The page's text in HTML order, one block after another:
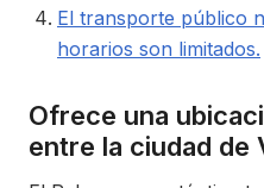
El transporte público
horarios son limitados.
Ofrece una
entre la ciudad de